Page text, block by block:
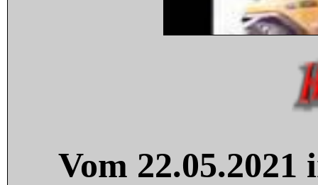
Vom